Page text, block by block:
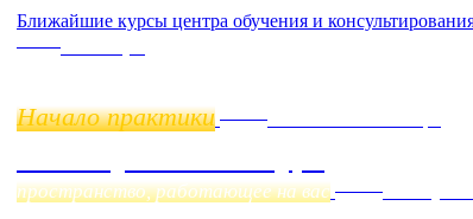
Ближайшие курсы центра обучения и
Начало практики
пространство, работающее на вас